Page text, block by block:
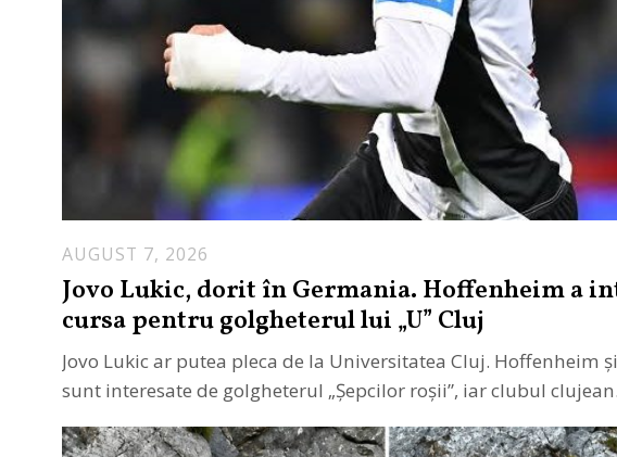
AUGUST 7, 2026
Jovo Lukic, dorit în Germania. Hoffenheim a
cursa pentru golgheterul lui „U” Cluj
Jovo Lukic ar putea pleca de la Universitatea Cluj. Hoffenheim
sunt interesate de golgheterul „Șepcilor roșii”, iar clubul